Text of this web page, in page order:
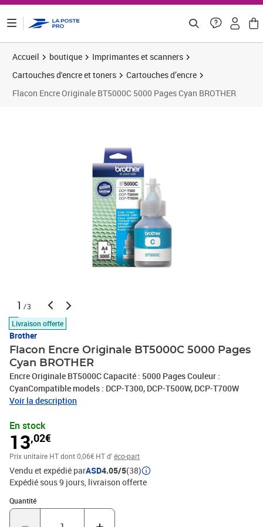
Accueil boutique
Imprimantes et scanners
Cartouches d'encre et toners
Cartouches d’encre
Flacon Encre Originale BT5000C 5000 Pages Cyan BROTHER
1 /3
Livraison offerte
Brother
Flacon Encre Originale BT5000C 5000 Pages
Cyan BROTHER
Encre Originale BT5000C Capacité : 5000 Pages Couleur :
CyanCompatible models : DCP-T300, DCP-T500W, DCP-T700W
Voir la description
En stock
13,02€
Prix unitaire HTdont 0,06€ HT d'éco-part
Vendu et expédié parASD4.05/5(38)
Expédié sous 9 jours livraison offerte
Quantité
Quantité : 1